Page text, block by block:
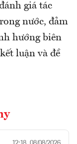
giá tác
nước, đảm
hướng biên
luận và đề